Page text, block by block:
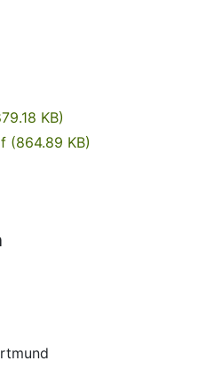
KB)
(864.89 KB)